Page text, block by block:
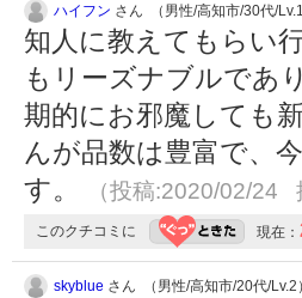
ハイフン さん （男性/高知市/30代/
知人に教えてもらい
もリーズナブルであ
期的にお邪魔しても
んが品数は豊富で、
す。
（投稿:2020/02/24
このクチコミに 現在：
skyblue さん （男性/高知市/20代/Lv.2）